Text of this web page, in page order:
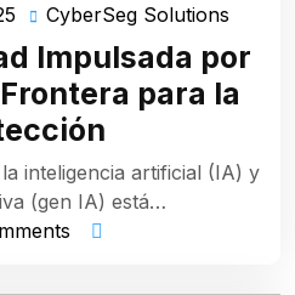
septiembre
13,
2025
CyberSeg Solutions
Impulsada por
para la
inteligencia artificial (IA) y
(gen IA) está…